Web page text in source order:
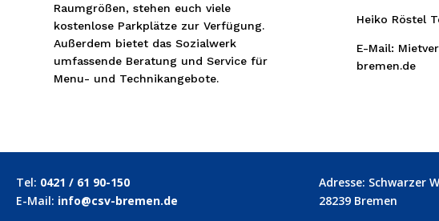
Raumgrößen, stehen euch viele
kostenlose Parkplätze zur Verfügung.
Außerdem bietet das Sozialwerk
umfassende Beratung und Service für
Menu- und Technikangebote.
Heiko Röstel
E-Mail:
bremen.de
Tel: 0421 / 61 90-150
E-Mail: info@csv-bremen.de
Adresse: Schwarzer
28239 Bremen